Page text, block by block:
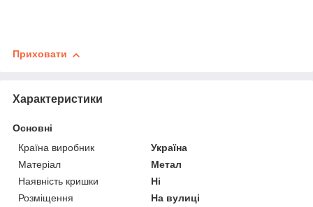
Приховати
Характеристики
Основні
Країна виробник
Україна
Матеріал
Метал
Наявність кришки
Ні
Розміщення
На вулиці